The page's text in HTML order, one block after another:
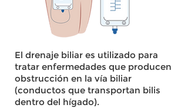
El drenaje biliar es utilizado para
tratar enfermedades que producen
obstrucción en la vía biliar
(conductos que transportan bilis
dentro del hígado).